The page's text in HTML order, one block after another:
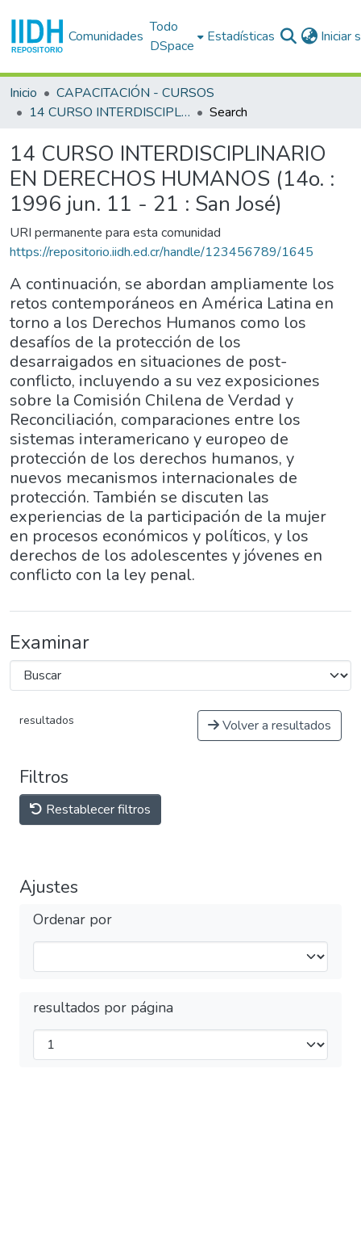
Comunidades
Todo
DSpace
Estadísticas Iniciar
Inicio
CAPACITACIÓN - CURSOS
14 CURSO INTERDISCIPLINARIO EN DERECHOS HUMANOS (14o. : 1996 jun. 11 - 21 : San José)
Search
14 CURSO INTERDISCIPLINARIO
EN DERECHOS HUMANOS (14o. :
1996 jun. 11 - 21 : San José)
URI permanente para esta comunidad
https://repositorio.iidh.ed.cr/handle/123456789/1645
A continuación, se abordan ampliamente los
retos contemporáneos en América Latina en
torno a los Derechos Humanos como los
desafíos de la protección de los
desarraigados en situaciones de post-
conflicto, incluyendo a su vez exposiciones
sobre la Comisión Chilena de Verdad y
Reconciliación, comparaciones entre los
sistemas interamericano y europeo de
protección de los derechos humanos, y
nuevos mecanismos internacionales de
protección. También se discuten las
experiencias de la participación de la mujer
en procesos económicos y políticos, y los
derechos de los adolescentes y jóvenes en
conflicto con la ley penal.
Examinar
resultados Volver a resultados
Filtros
Restablecer filtros
Ajustes
Ordenar por
resultados por página